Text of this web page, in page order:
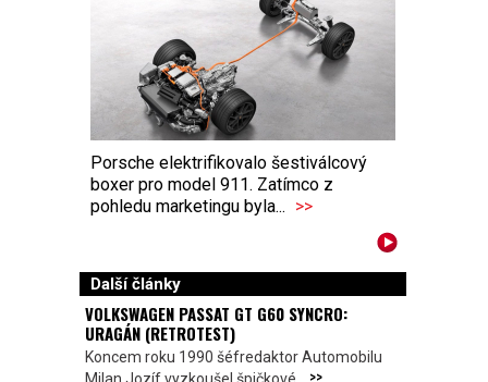
Porsche elektrifikovalo šestiválcový
boxer pro model 911. Zatímco z
pohledu marketingu byla... >>
Další články
VOLKSWAGEN PASSAT GT G60 SYNCRO:
URAGÁN (RETROTEST)
Koncem roku 1990 šéfredaktor Automobilu
>>